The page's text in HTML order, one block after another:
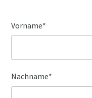
Vorname*
Nachname*